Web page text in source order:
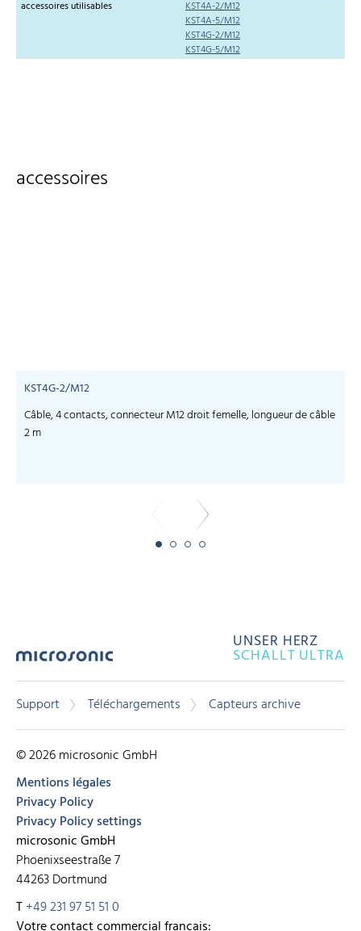
accessoires utilisables
KST4A-2/M12
KST4A-5/M12
KST4G-2/M12
KST4G-5/M12
accessoires
KST4G-2/M12
Câble, 4 contacts, connecteur M12 droit femelle, longueur de câble
2 m
UNSER HERZ
SCHALLT ULTRA
Support Téléchargements Capteurs archive
© 2026 microsonic GmbH
Mentions légales
Privacy Policy
Privacy Policy settings
microsonic GmbH
Phoenixseestraße 7
44263 Dortmund
T+49 231 97 51 51 0